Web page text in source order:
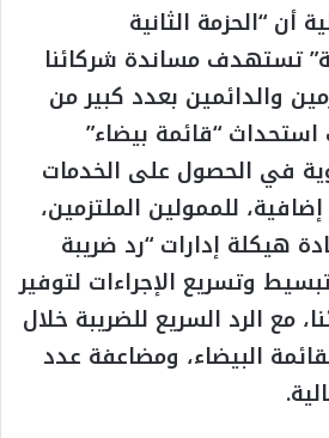
أن “الحزمة الثانية
تستهدف مساندة شركائنا
والدائمين بعدد كبير من
استحداث “قائمة بيضاء”
في الحصول على الخدمات
للممولين الملتزمين،
هيكلة إدارات “رد ضريبة
وتسريع الإجراءات لتوفير
مع الرد السريع للضريبة خلال
البيضاء، ومضاعفة عدد